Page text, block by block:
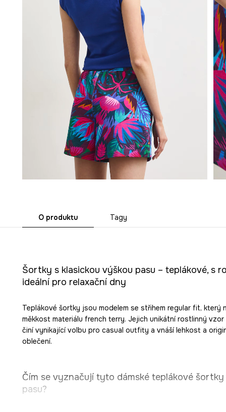
O produktu Tagy
Šortky s klasickou výškou pasu – teplákové, s
ideální pro relaxační dny
Teplákové šortky jsou modelem se střihem regular fit, který
měkkost materiálu french terry. Jejich unikátní rostlinný
činí vynikající volbu pro casual outfity a vnáší lehkost a
oblečení.
Čím se vyznačují tyto dámské teplákové šortky
pasu?